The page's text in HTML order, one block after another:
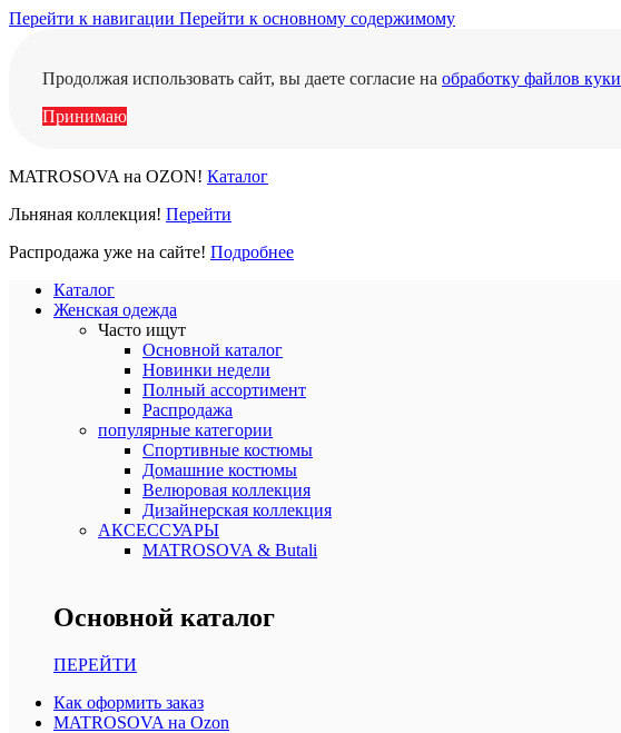
Перейти к навигации Перейти к основному содержимому
Продолжая использовать сайт, вы даете согласие на обработку файлов куки
Принимаю
MATROSOVA на OZON! Каталог
Льняная коллекция! Перейти
Распродажа уже на сайте! Подробнее
Каталог
Женская одежда
Часто ищут
Основной каталог
Новинки недели
Полный ассортимент
Распродажа
популярные категории
Спортивные костюмы
Домашние костюмы
Велюровая коллекция
Дизайнерская коллекция
АКСЕССУАРЫ
MATROSOVA & Butali
Основной каталог
ПЕРЕЙТИ
Как оформить заказ
MATROSOVA на Ozon